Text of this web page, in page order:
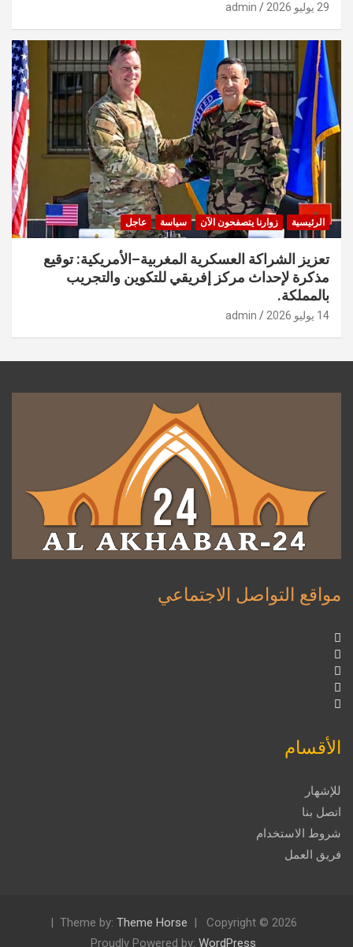
29 يوليو 2026 admin
الرئيسية زوارنا يتصفحون الآن سياسة عاجل
تعزيز الشراكة العسكرية المغربية–الأمريكية: توقيع
مذكرة لإحداث مركز إفريقي للتكوين والتجريب
بالمملكة.
14 يوليو 2026 admin
مواقع التواصل الاجتماعي
الأقسام
للإشهار
اتصل بنا
شروط الاستخدام
فريق العمل
Copyright © 2026
Theme by: Theme Horse
Proudly Powered by: WordPress